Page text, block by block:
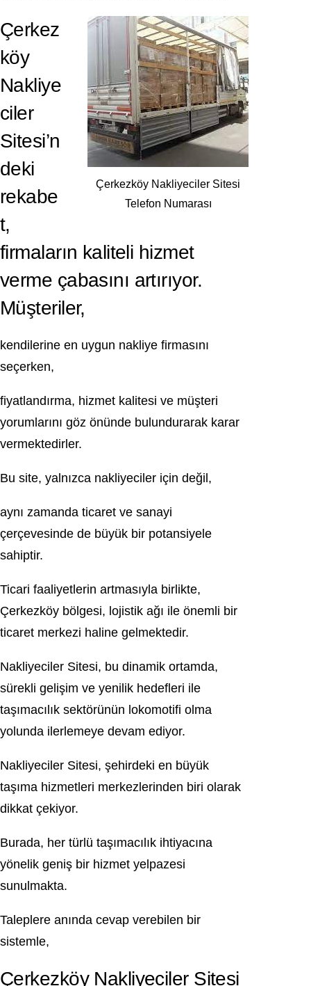
Çerkezköy Nakliyeciler Sitesi
Telefon Numarası
Çerkez
köy
Nakliye
ciler
Sitesi’n
deki
rekabe
t,
firmaların kaliteli hizmet
verme çabasını artırıyor.
Müşteriler,
kendilerine en uygun nakliye firmasını
seçerken,
fiyatlandırma, hizmet kalitesi ve müşteri
yorumlarını göz önünde bulundurarak karar
vermektedirler.
Bu site, yalnızca nakliyeciler için değil,
aynı zamanda ticaret ve sanayi
çerçevesinde de büyük bir potansiyele
sahiptir.
Ticari faaliyetlerin artmasıyla birlikte,
Çerkezköy bölgesi, lojistik ağı ile önemli bir
ticaret merkezi haline gelmektedir.
Nakliyeciler Sitesi, bu dinamik ortamda,
sürekli gelişim ve yenilik hedefleri ile
taşımacılık sektörünün lokomotifi olma
yolunda ilerlemeye devam ediyor.
Nakliyeciler Sitesi, şehirdeki en büyük
taşıma hizmetleri merkezlerinden biri olarak
dikkat çekiyor.
Burada, her türlü taşımacılık ihtiyacına
yönelik geniş bir hizmet yelpazesi
sunulmakta.
Taleplere anında cevap verebilen bir
sistemle,
Çerkezköy Nakliyeciler Sitesi